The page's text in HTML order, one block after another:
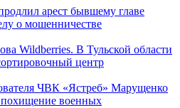
арест бывшему главе
о мошенничестве
Wildberries. В Тульской области
центр
ЧВК «Ястреб» Марущенко
похищение военных